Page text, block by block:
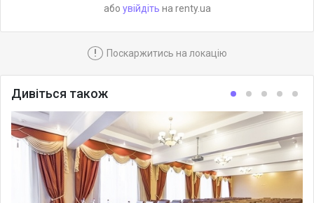
або увійдіть на renty.ua
! Поскаржитись на локацію
Дивіться також